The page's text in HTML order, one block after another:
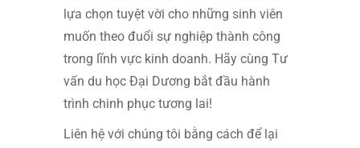
lựa chọn tuyệt vời cho những sinh viên
muốn theo đuổi sự nghiệp thành công
trong lĩnh vực kinh doanh. Hãy cùng Tư
vấn du học Đại Dương bắt đầu hành
trình chinh phục tương lai!
Liên hệ với chúng tôi bằng cách để lại